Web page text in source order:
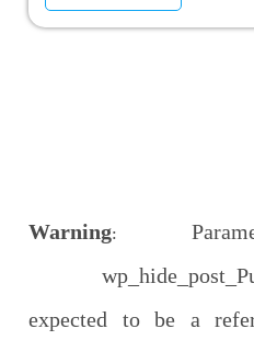
Warning:
expected to be a